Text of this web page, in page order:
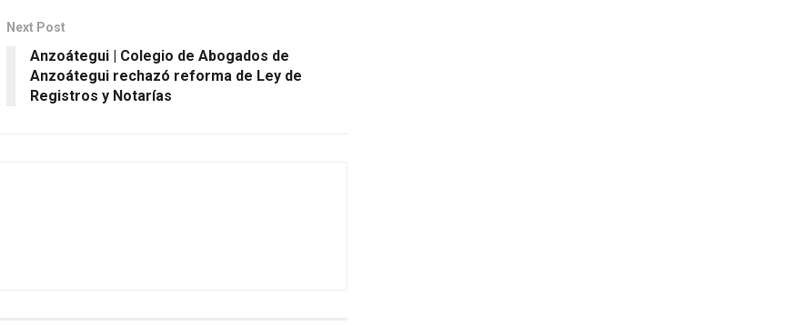
Next Post
Anzoátegui | Colegio de Abogados de
Anzoátegui rechazó reforma de Ley de
Registros y Notarías